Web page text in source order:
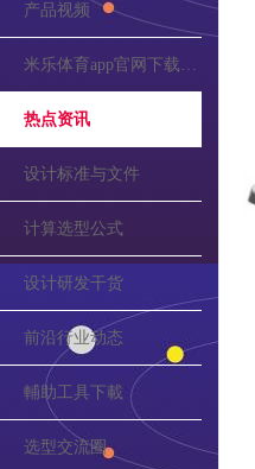
产品视频
米乐体育app官网下载的公告
热点资讯
设计标准与文件
计算选型公式
设计研发干货
前沿行业动态
輔助工具下載
选型交流圈